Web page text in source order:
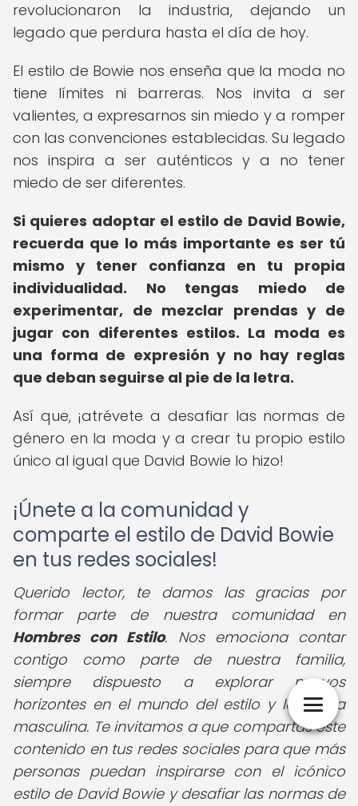
revolucionaron la industria, dejando un
legado que perdura hasta el día de hoy.
El estilo de Bowie nos enseña que la moda no
tiene límites ni barreras. Nos invita a ser
valientes, a expresarnos sin miedo y a romper
con las convenciones establecidas. Su legado
nos inspira a ser auténticos y a no tener
miedo de ser diferentes.
Si quieres adoptar el estilo de David Bowie,
recuerda que lo más importante es ser tú
mismo y tener confianza en tu propia
individualidad. No tengas miedo de
experimentar, de mezclar prendas y de
jugar con diferentes estilos. La moda es
una forma de expresión y no hay reglas
que deban seguirse al pie de la letra.
Así que, ¡atrévete a desafiar las normas de
género en la moda y a crear tu propio estilo
único al igual que David Bowie lo hizo!
¡Únete a la comunidad y
comparte el estilo de David Bowie
en tus redes sociales!
Querido lector, te damos las gracias por
formar parte de nuestra comunidad en
Hombres con Estilo. Nos emociona contar
contigo como parte de nuestra familia,
siempre dispuesto a explorar nuevos
horizontes en el mundo del estilo y la moda
masculina. Te invitamos a que compartas este
contenido en tus redes sociales para que más
personas puedan inspirarse con el icónico
estilo de David Bowie y desafiar las normas de